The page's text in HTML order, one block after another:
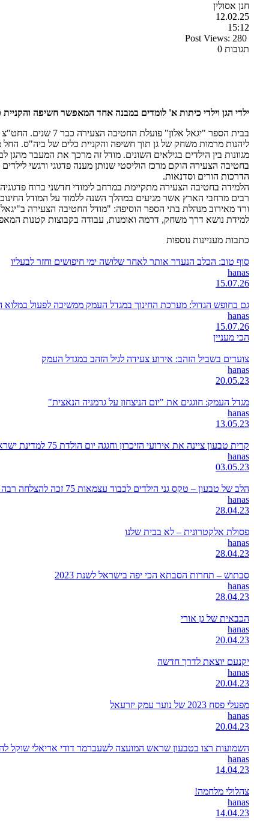
חנן אסולין
12.02.25
15:12
Post Views: 280
תגובות 0
ילדי הגן וילדי כיתות א' לומדים במבנה אחד המאפשר חשיפה
בבית הספר "יגאל
ליהנות מרמות משחק של גן תוך חשיפה והקניית כלים של ביה"ס.
מגוונות בין הילדים בגילאים השונים. מודל זה מרכך את המעבר מהגן
בחטיבה הצעירה הוקם מרכז הוליסטי שנותן מענה פדגוגי ורגשי
הדרכות הורים וסדנאות.
הלמידה בחטיבה הצעירה מתקיימת במרחב לימודי חדשני ברוח
רבים מרחבי הארץ אשר מגיעים במהלך השנה ללמוד על המודל
ורד מאירוב מנהלת בתי הספר הוסיפה: "מודל החטיבה הצעירה ב"יגאל
למידת נושא דרך משחק, דרמה ואומנות, עבודה בקבוצות קטנות
כתבות מעניינות נוספות
סוף טוב: הכלב הנעדר אותר לאחר שלושה ימי חיפושים וחזר לבעליו
hanas
15.07.26
גם בחופש הגדול: מערכת החינוך במגדל העמק ממשיכה לפעול במלוא
hanas
15.07.26
הכי מעניין
צועדים בשביל הזהב: אירוע צעידה לגיל הזהב במגדל העמק
hanas
20.05.23
מגדל העמק: חוגגים את "יום הניצחון על גרמניה הנאצית"
hanas
13.05.23
קרית טבעון ציינה את אירועי הזיכרון וחגגה יום הולדת 75 למדינת ישראל
hanas
03.05.23
הלב של טבעון – טקס גני הילדים לכבוד עצמאות 75 זכה להצלחה רבה גם השנה
hanas
28.04.23
פסולת אלקטרונית – לא בבית שלנו
hanas
28.04.23
סבתוש – תחרות הסבתא הכי יפה בישראל לשנת 2023
hanas
28.04.23
הכבאית של גן אורי
hanas
20.04.23
יקנעם יוצאת לדרך חדשה
hanas
20.04.23
מפעלי פסח 2023 של נוער עמק יזרעאל
hanas
20.04.23
השמועות רצו בטבעון שראש המועצה לשעברמר דודי אריאלי שוקל
hanas
14.04.23
צהלולי מלחמה!
hanas
14.04.23